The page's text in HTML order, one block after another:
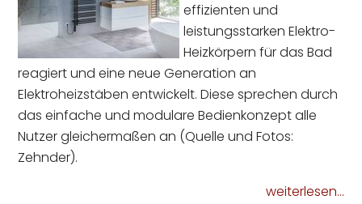
effizienten und
leistungsstarken Elektro-
Heizkörpern für das Bad
reagiert und eine neue Generation an
Elektroheizstäben entwickelt. Diese sprechen durch
das einfache und modulare Bedienkonzept alle
Nutzer gleichermaßen an (Quelle und Fotos:
Zehnder).
weiterlesen...